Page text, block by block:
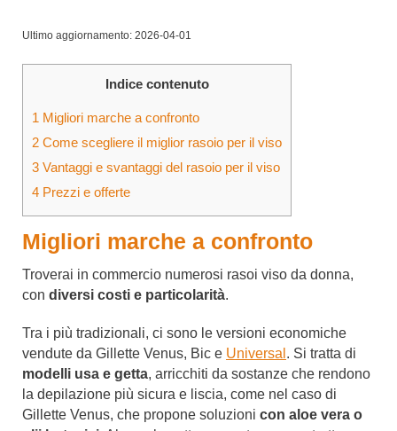
Ultimo aggiornamento: 2026-04-01
Indice contenuto
1 Migliori marche a confronto
2 Come scegliere il miglior rasoio per il viso
3 Vantaggi e svantaggi del rasoio per il viso
4 Prezzi e offerte
Migliori marche a confronto
Troverai in commercio numerosi rasoi viso da donna,
con diversi costi e particolarità.
Tra i più tradizionali, ci sono le versioni economiche
vendute da Gillette Venus, Bic e Universal . Si tratta di
modelli usa e getta, arricchiti da sostanze che rendono
la depilazione più sicura e liscia, come nel caso di
Gillette Venus, che propone soluzioni con aloe vera o